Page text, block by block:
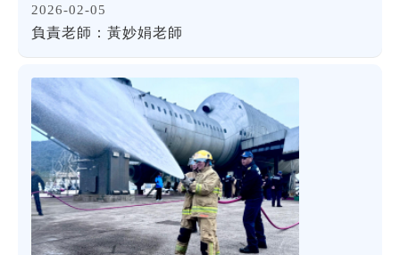
2026-02-05
負責老師：黃妙娟老師